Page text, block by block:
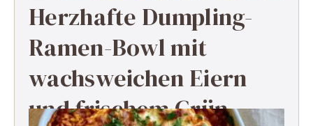
Herzhafte Dumpling-
Ramen-Bowl mit
wachsweichen Eiern
und frischem Grün